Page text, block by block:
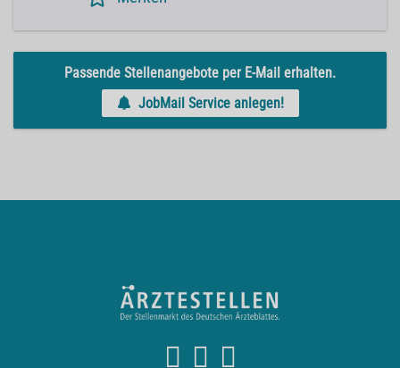
Passende Stellenangebote per E-Mail erhalten.
JobMail Service anlegen!